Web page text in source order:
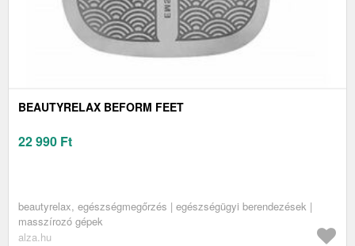
BEAUTYRELAX BEFORM FEET
22 990 Ft
beautyrelax, egészségmegőrzés | egészségügyi berendezések |
masszírozó gépek
alza.hu